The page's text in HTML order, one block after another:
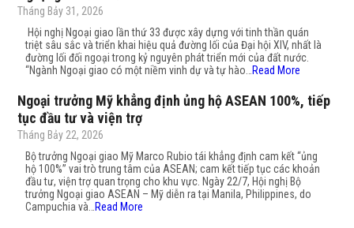
Tháng Bảy 31, 2026
Hội nghị Ngoại giao lần thứ 33 được xây dựng với tinh thần quán
triệt sâu sắc và triển khai hiệu quả đường lối của Đại hội XIV, nhất là
đường lối đối ngoại trong kỷ nguyên phát triển mới của đất nước.
“Ngành Ngoại giao có một niềm vinh dự và tự hào… Read More
Ngoại trưởng Mỹ khẳng định ủng hộ ASEAN 100%, tiếp
tục đầu tư và viện trợ
Tháng Bảy 22, 2026
Bộ trưởng Ngoại giao Mỹ Marco Rubio tái khẳng định cam kết “ủng
hộ 100%” vai trò trung tâm của ASEAN; cam kết tiếp tục các khoản
đầu tư, viện trợ quan trọng cho khu vực. Ngày 22/7, Hội nghị Bộ
trưởng Ngoại giao ASEAN – Mỹ diễn ra tại Manila, Philippines, do
Campuchia và… Read More